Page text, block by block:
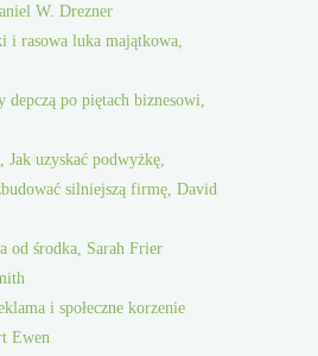
W. Drezner
i rasowa luka majątkowa,
po piętach biznesowi,
uzyskać podwyżkę,
silniejszą firmę, David
od środka, Sarah Frier
i społeczne korzenie
Ewen